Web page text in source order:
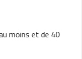
moins et de 40